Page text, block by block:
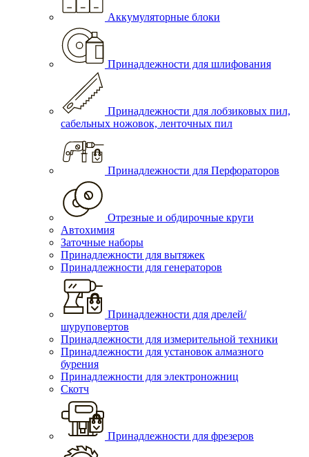
Аккумуляторные блоки
Принадлежности для шлифования
Принадлежности для лобзиковых пил,
сабельных ножовок, ленточных пил
Принадлежности для Перфораторов
Отрезные и обдирочные круги
Автохимия
Заточные наборы
Принадлежности для вытяжек
Принадлежности для генераторов
Принадлежности для дрелей/
шуруповертов
Принадлежности для измерительной техники
Принадлежности для установок алмазного
бурения
Принадлежности для электроножниц
Скотч
Принадлежности для фрезеров